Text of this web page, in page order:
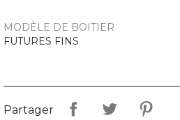
MODÈLE DE BOITIER
FUTURES FINS
Partager